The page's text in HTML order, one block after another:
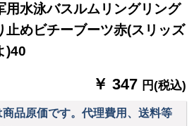
用水泳バスルムリングリング
止めビチーブーツ赤(スリッズ
)40
￥ 347 円(税込)
品原価です。代理費用、送料等